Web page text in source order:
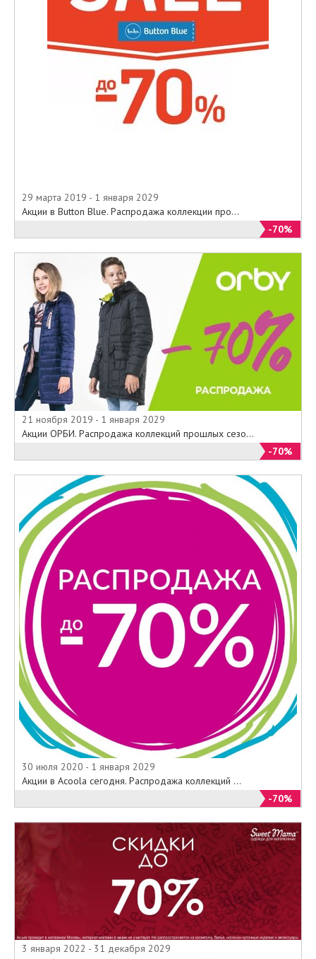
29 марта 2019 - 1 января 2029
Акции в Button Blue. Распродажа коллекции про...
-70%
21 ноября 2019 - 1 января 2029
Акции ОРБИ. Распродажа коллекций прошлых сезо...
-70%
30 июля 2020 - 1 января 2029
Акции в Acoola сегодня. Распродажа коллекций ...
-70%
3 января 2022 - 31 декабря 2029